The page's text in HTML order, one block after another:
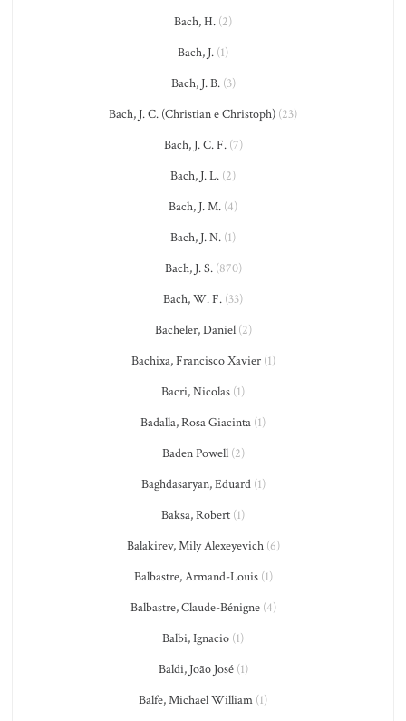
Bach, H. (2)
Bach, J. (1)
Bach, J. B.(3)
Bach, J. C. (Christian e Christoph) (23)
Bach, J. C. F.(7)
Bach, J. L. (2)
Bach, J. M. (4)
Bach, J. N. (1)
Bach, J. S.(870)
Bach, W. F. (33)
Bacheler, Daniel(2)
Bachixa, Francisco Xavier(1)
Bacri, Nicolas (1)
Badalla, Rosa Giacinta (1)
Baden Powell(2)
Baghdasaryan, Eduard(1)
Baksa, Robert (1)
Balakirev, Mily Alexeyevich(6)
Balbastre, Armand-Louis(1)
Balbastre, Claude-Bénigne(4)
Balbi, Ignacio (1)
Baldi, João José(1)
Balfe, Michael William (1)